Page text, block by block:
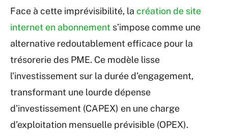
Face à cette imprévisibilité, la création de site
internet en abonnement s’impose comme une
alternative redoutablement efficace pour la
trésorerie des PME. Ce modèle lisse
l’investissement sur la durée d’engagement,
transformant une lourde dépense
d’investissement (CAPEX) en une charge
d’exploitation mensuelle prévisible (OPEX).